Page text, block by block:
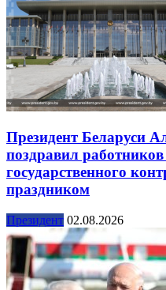
Президент Беларуси
поздравил
государственного
праздником
Президент 02.08.2026